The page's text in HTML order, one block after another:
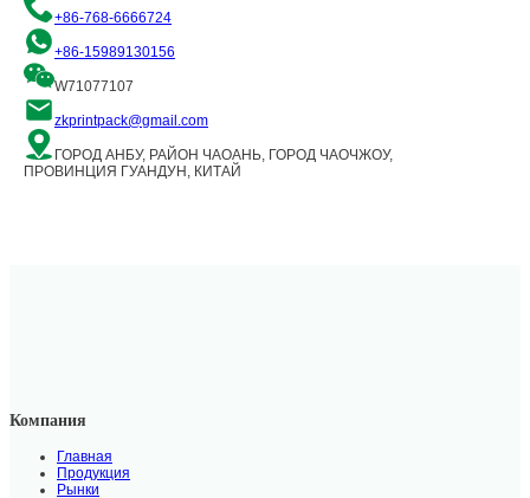
+86-768-6666724
+86-15989130156
W71077107
zkprintpack@gmail.com
ГОРОД АНБУ, РАЙОН ЧАОАНЬ, ГОРОД ЧАОЧЖОУ,
ПРОВИНЦИЯ ГУАНДУН, КИТАЙ
Компания
Главная
Продукция
Рынки